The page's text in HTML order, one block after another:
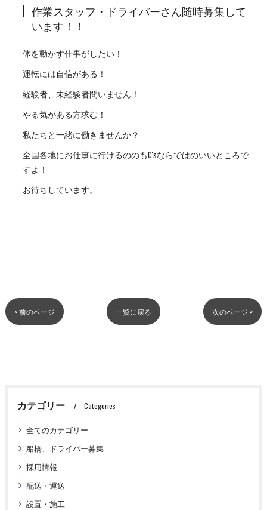
作業スタッフ・ドライバーさん随時募集して
います！！
体を動かす仕事がしたい！
運転には自信がある！
経験者、未経験者問いません！
やる気がある方求む！
私たちと一緒に働きませんか？
全国各地にお仕事に行けるののもC'sならではのいいところで
すよ！
お待ちしています。
< 前のページ 一覧に戻る 次のページ >
カテゴリー Categories
全てのカテゴリー
船橋、ドライバー募集
採用情報
配送・運送
設置・施工